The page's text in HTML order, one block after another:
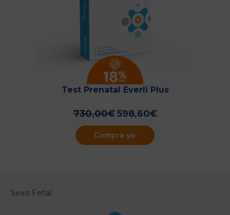
Test Prenatal Everli Plus
730,00€ 598,60€
Compra ya
Sexo Fetal